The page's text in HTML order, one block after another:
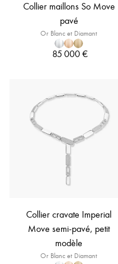
Collier maillons So Move
pavé
Or Blanc et Diamant
85 000 €
Collier cravate Imperial
Move semi-pavé, petit
modèle
Or Blanc et Diamant